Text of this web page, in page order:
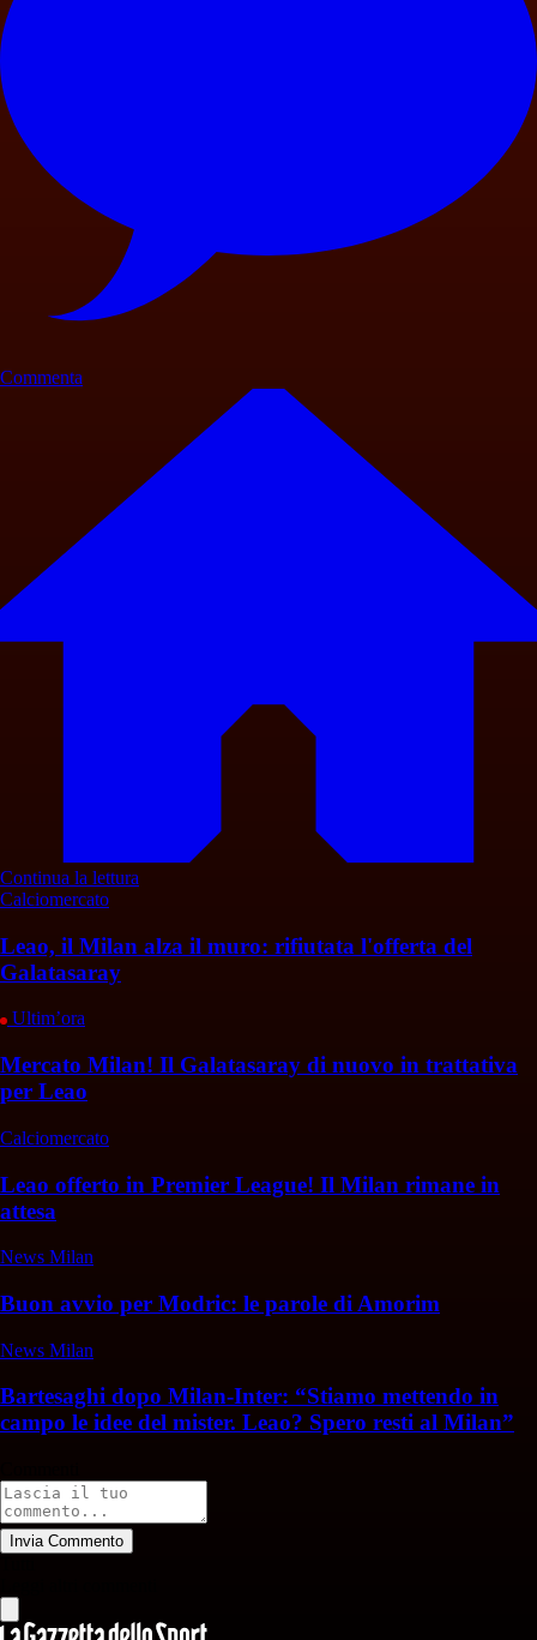
Commenta
Continua la lettura
Calciomercato
Leao, il Milan alza il muro: rifiutata l'offerta del
Galatasaray
Ultim’ora
Mercato Milan! Il Galatasaray di nuovo in trattativa
per Leao
Calciomercato
Leao offerto in Premier League! Il Milan rimane in
attesa
News Milan
Buon avvio per Modric: le parole di Amorim
News Milan
Bartesaghi dopo Milan-Inter: “Stiamo mettendo in
campo le idee del mister. Leao? Spero resti al Milan”
Invia Commento